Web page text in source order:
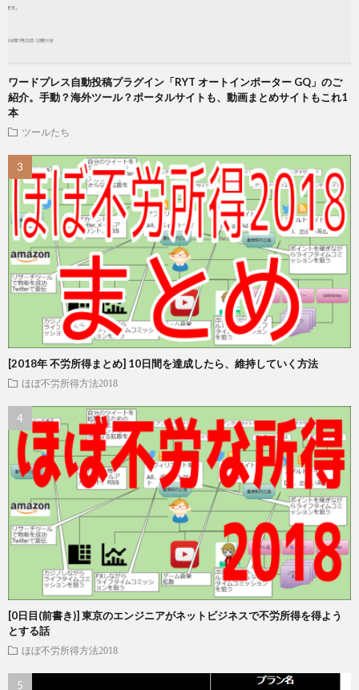
ワードプレス自動投稿プラグイン「RYT オートインポーター GQ」のご
紹介。手動？海外ツール？ポータルサイトも、動画まとめサイトもこれ1
本
ツールたち
[2018年 不労所得まとめ] 10日間を達成したら、維持していく方法
ほぼ不労所得方法2018
[0日目(前書き)] 東京のエンジニアがネットビジネスで不労所得を得よう
とする話
ほぼ不労所得方法2018